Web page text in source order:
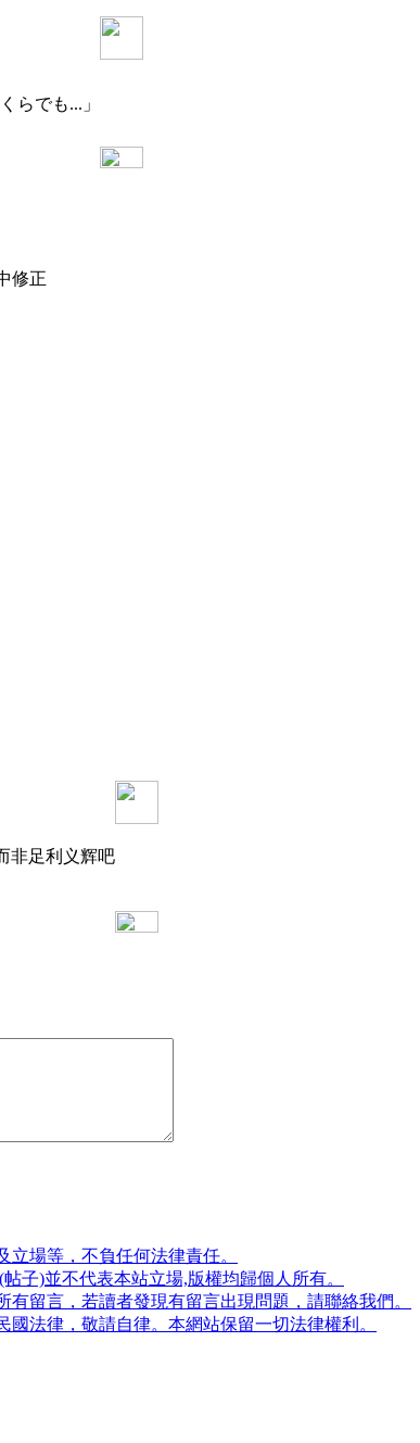
らでも...」
修正
非足利义辉吧
場等，不負任何法律責任。
子)並不代表本站立場,版權均歸個人所有。
留言，若讀者發現有留言出現問題，請聯絡我們。
法律，敬請自律。本網站保留一切法律權利。